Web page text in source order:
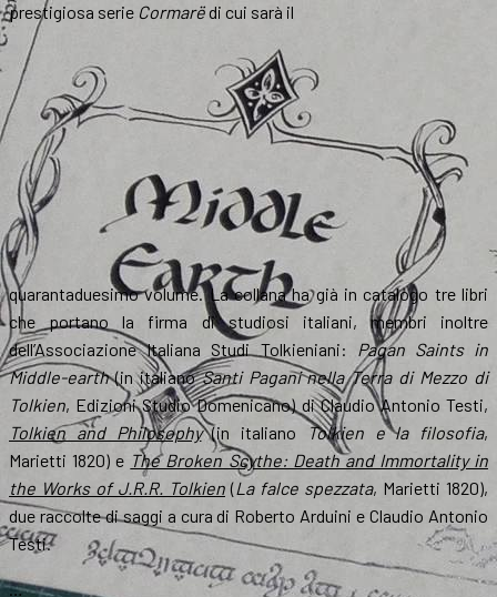
prestigiosa serie Cormarëdi cui sarà il
quarantaduesimo volume. La collana ha già in catalogo tre libri
che portano la firma di studiosi italiani, membri inoltre
dell’Associazione Italiana Studi Tolkieniani: Pagan Saints in
Middle-earth(in italianoSanti Pagani nella Terra di Mezzo di
Tolkien, Edizioni Studio Domenicano) di Claudio Antonio Testi,
Tolkien and Philosophy(in italiano Tolkien e la filosofia,
Marietti 1820) e The Broken Scythe: Death and Immortality in
the Works of J.R.R. Tolkien (La falce spezzata, Marietti 1820),
due raccolte di saggi a cura di Roberto Arduini e Claudio Antonio
Testi.
…